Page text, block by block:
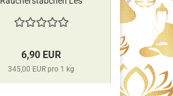
6,90 EUR
345,00 EUR pro 1 kg 272,22